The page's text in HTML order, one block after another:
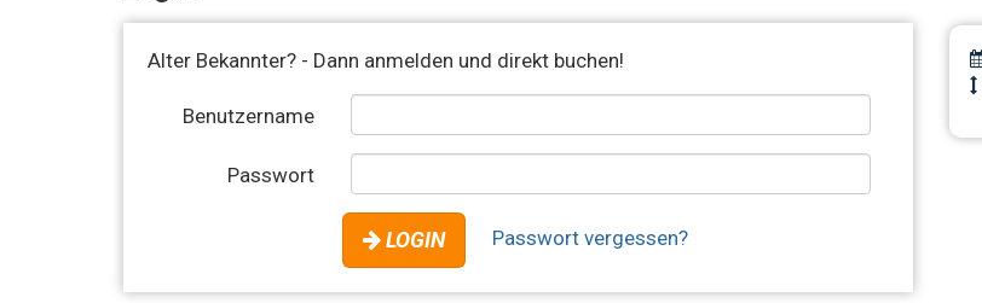
Alter Bekannter? - Dann anmelden und direkt buchen!
Benutzername
Passwort
LOGIN Passwort vergessen?